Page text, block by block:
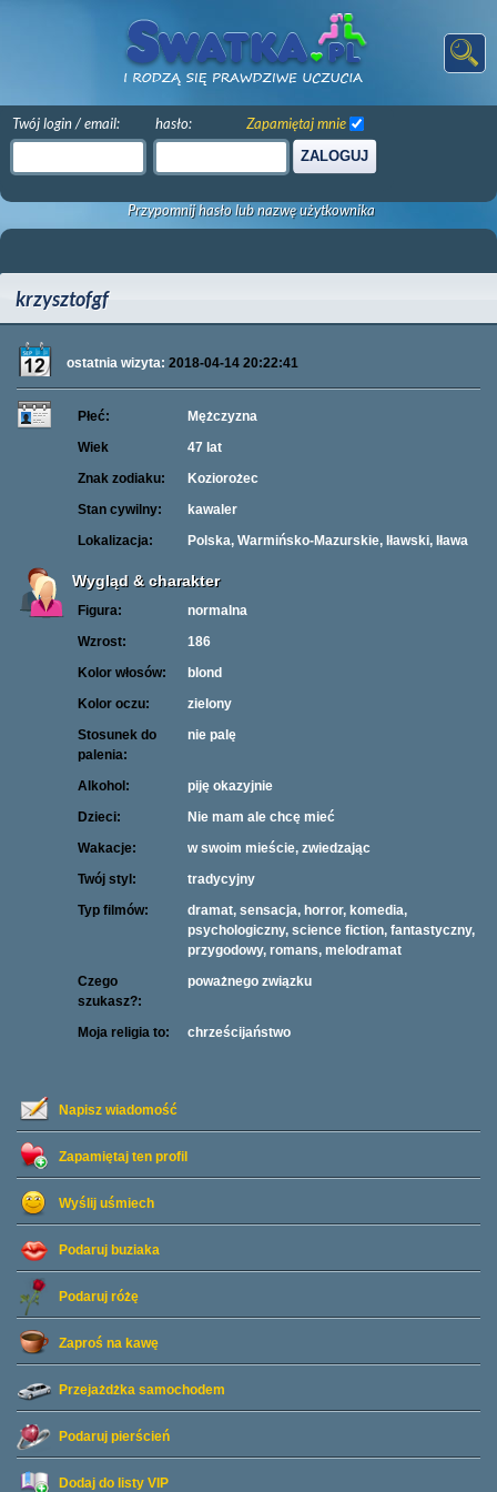
Twój login / email: hasło:
ZALOGUJ
Zapamiętaj mnie
Przypomnij hasło lub nazwę użytkownika
krzysztofgf
ostatnia wizyta: 2018-04-14 20:22:41
Napisz wiadomość
Zapamiętaj ten profil
Wyślij uśmiech
Podaruj buziaka
Podaruj różę
Zaproś na kawę
Przejażdżka samochodem
Podaruj pierścień
Dodaj do listy VIP
Płeć:
Mężczyzna
Wiek
47 lat
Znak zodiaku:
Koziorożec
Stan cywilny:
kawaler
Lokalizacja:
Polska, Warmińsko-Mazurskie, Iławski, Iława
Wygląd & charakter
Figura:
normalna
Wzrost:
186
Kolor włosów:
blond
Kolor oczu:
zielony
Stosunek do
palenia:
nie palę
Alkohol:
piję okazyjnie
Dzieci:
Nie mam ale chcę mieć
Wakacje:
w swoim mieście, zwiedzając
Twój styl:
tradycyjny
Typ filmów:
dramat, sensacja, horror, komedia,
psychologiczny, science fiction, fantastyczny,
przygodowy, romans, melodramat
Czego
szukasz?:
poważnego związku
Moja religia to: chrześcijaństwo